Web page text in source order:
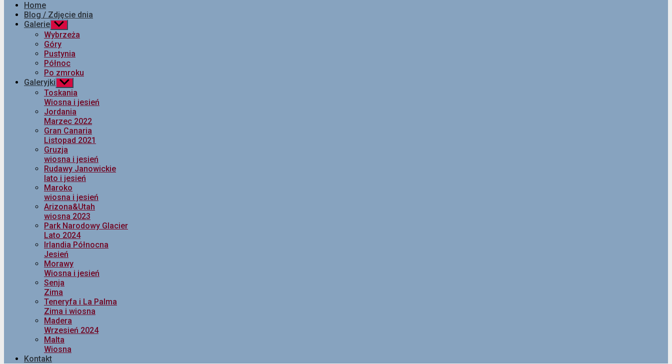
Home
Blog / Zdjęcie dnia
Galerie Pokaż
podmenu
Wybrzeża
Góry
Pustynia
Północ
Po zmroku
Galeryjki Pokaż
podmenu
Toskania
Wiosna i jesień
Jordania
Marzec 2022
Gran Canaria
Listopad 2021
Gruzja
wiosna i jesień
Rudawy Janowickie
lato i jesień
Maroko
wiosna i jesień
Arizona&Utah
wiosna 2023
Park Narodowy Glacier
Lato 2024
Irlandia Północna
Jesień
Morawy
Wiosna i jesień
Senja
Zima
Teneryfa i La Palma
Zima i wiosna
Madera
Wrzesień 2024
Malta
Wiosna
Kontakt